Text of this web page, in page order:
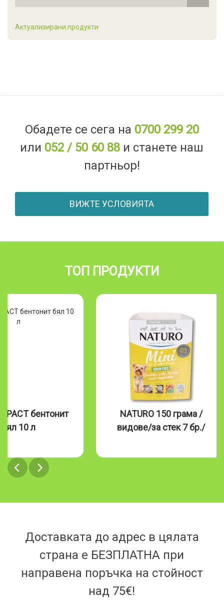
Актуализирани продукти
Обадете се сега на 0700 299 20
или 052 / 50 60 88 и станете наш
партньор!
ВИЖТЕ УСЛОВИЯТА
ТОП ПРОДУКТИ
бентонит
бял 10 л
NATURO 150 грама /
видове/за стек 7 бр./
Доставката до адрес в цялата
страна е БЕЗПЛАТНА при
направена поръчка на стойност
над 75€!